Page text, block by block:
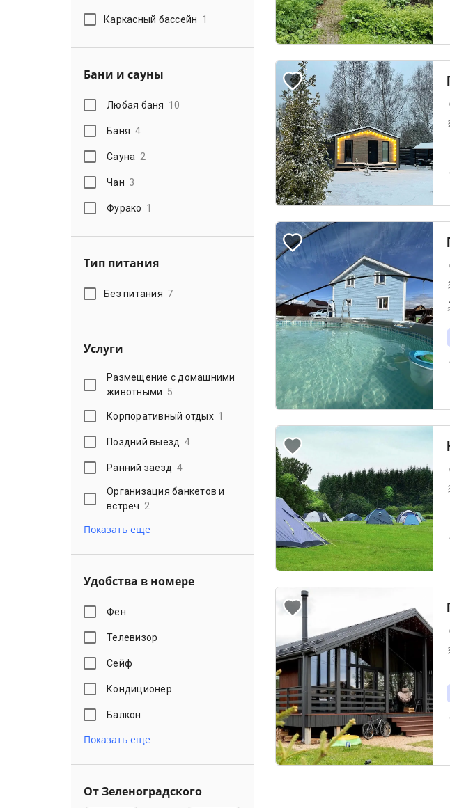
Каркасный бассейн 1
Бани и сауны
Любая баня 10
Баня 4
Сауна 2
Чан 3
Фурако 1
Тип питания
Без питания 7
Услуги
Размещение с домашними
животными 5
Корпоративный отдых 1
Поздний выезд 4
Ранний заезд 4
Организация банкетов и
встреч 2
Показать еще
Удобства в номере
Фен
Телевизор
Сейф
Кондиционер
Балкон
Показать еще
От Зеленоградского